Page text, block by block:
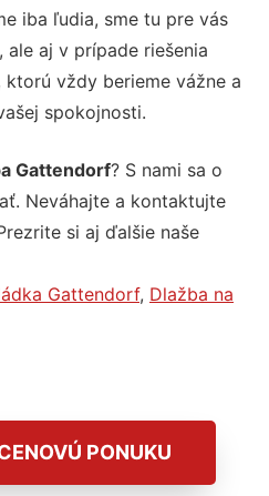
iba ľudia, sme tu pre vás
ale aj v prípade riešenia
vždy berieme vážne a
spokojnosti.
Gattendorf? S nami sa o
Neváhajte a kontaktujte
si aj ďalšie naše
Gattendorf, Dlažba na
PONUKU